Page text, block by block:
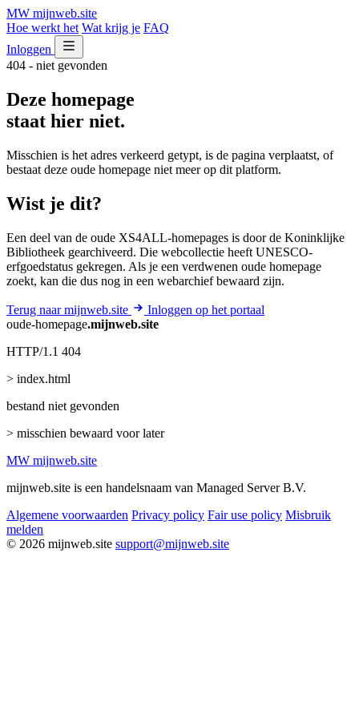
MW mijnweb.site
Hoe werkt het Wat krijg je FAQ
Inloggen
404 - niet gevonden
Deze homepage
staat hier niet.
Misschien is het adres verkeerd getypt, is de pagina verplaatst, of
bestaat deze oude homepage niet meer op dit platform.
Wist je dit?
Een deel van de oude XS4ALL-homepages is door de Koninklijke
Bibliotheek gearchiveerd. Die webcollectie heeft UNESCO-
erfgoedstatus gekregen. Als je een verdwenen oude homepage
zoekt, kan die dus nog in een webarchief bewaard zijn.
Terug naar mijnweb.site
Inloggen op het portaal
oude-homepage.mijnweb.site
HTTP/1.1 404
> index.html
bestand niet gevonden
> misschien bewaard voor later
MW mijnweb.site
mijnweb.site is een handelsnaam van Managed Server B.V.
Algemene voorwaarden Privacy policy Fair use policy Misbruik
melden
© 2026 mijnweb.site support@mijnweb.site